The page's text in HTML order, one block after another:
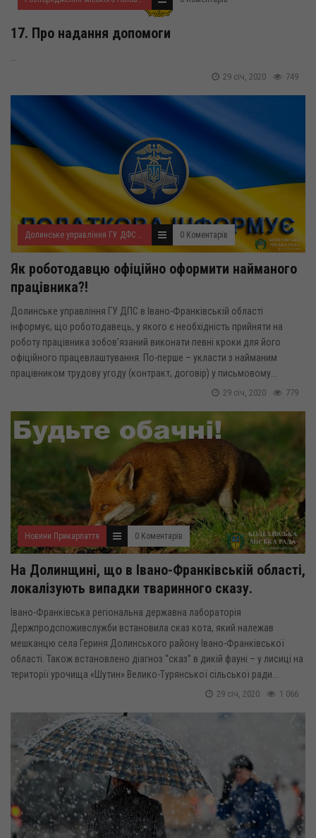
17. Про надання допомоги
749
29 січ, 2020
Долинське управління ГУ ДФС у Івано-Франківській області 0 Коментарів
Як роботодавцю офіційно оформити найманого
працівника?!
Долинське управління ГУ ДПС в Івано-Франківській області
інформує, що роботодавець, у якого є необхідність прийняти на
роботу працівника зобов’язаний виконати певні кроки для його
офіційного працевлаштування. По-перше – укласти з найманим
працівником трудову угоду (контракт, договір) у письмовому...
779
29 січ, 2020
Новини Прикарпаття 0 Коментарів
На Долинщині, що в Івано-Франківській області,
локалізують випадки тваринного сказу.
Івано-Франківська регіональна державна лабораторія
Держпродспоживслужби встановила сказ кота, який належав
мешканцю села Гериня Долинського району Івано-Франківської
області. Також встановлено діагноз “сказ” в дикій фауні – у лисиці на
території урочища «Шутин» Велико-Турянської сільської ради...
1 066
29 січ, 2020